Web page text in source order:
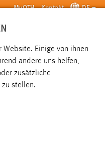
MyOTH Kontakt DE
SUCHE
Website. Einige von ihnen
andere uns helfen,
zusätzliche
zu stellen.